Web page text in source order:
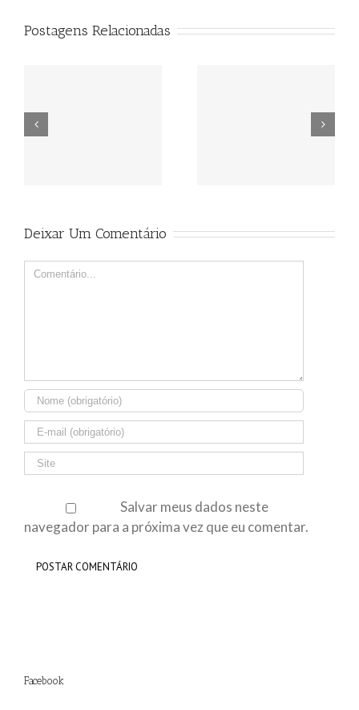
Postagens Relacionadas
Deixar Um Comentário
Comment
Salvar meus dados neste
navegador para a próxima vez que eu comentar.
Facebook